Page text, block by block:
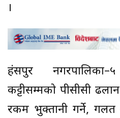
।
हंसपुर
कट्टीसम्मको पीसीसी
रकम भुक्तानी गर्ने, गलत